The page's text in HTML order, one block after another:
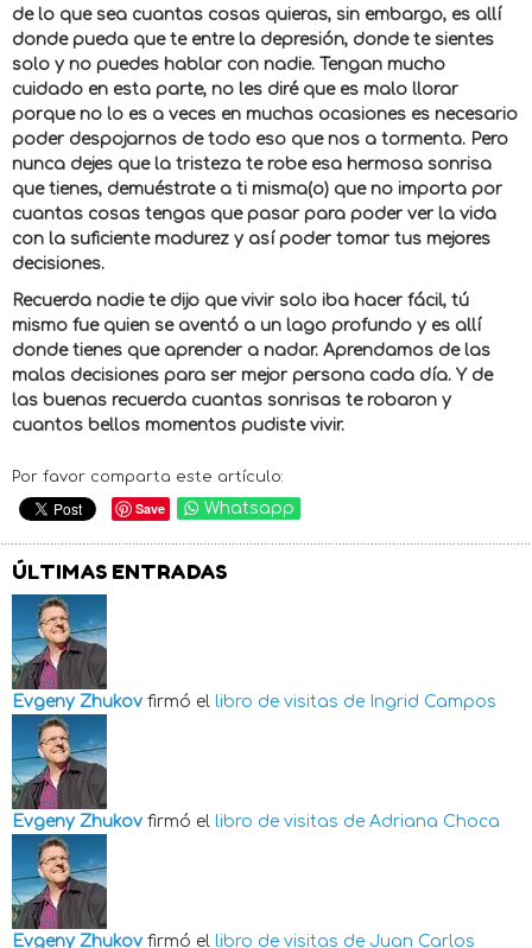
de lo que sea cuantas cosas quieras, sin embargo, es allí
donde pueda que te entre la depresión, donde te sientes
solo y no puedes hablar con nadie. Tengan mucho
cuidado en esta parte, no les diré que es malo llorar
porque no lo es a veces en muchas ocasiones es necesario
poder despojarnos de todo eso que nos a tormenta. Pero
nunca dejes que la tristeza te robe esa hermosa sonrisa
que tienes, demuéstrate a ti misma(o) que no importa por
cuantas cosas tengas que pasar para poder ver la vida
con la suficiente madurez y así poder tomar tus mejores
decisiones.
Recuerda nadie te dijo que vivir solo iba hacer fácil, tú
mismo fue quien se aventó a un lago profundo y es allí
donde tienes que aprender a nadar. Aprendamos de las
malas decisiones para ser mejor persona cada día. Y de
las buenas recuerda cuantas sonrisas te robaron y
cuantos bellos momentos pudiste vivir.
Por favor comparta este artículo:
Save Whatsapp
ÚLTIMAS ENTRADAS
Evgeny Zhukov firmó el libro de visitas de Ingrid Campos
Evgeny Zhukov firmó el libro de visitas de Adriana Choca
Evgeny Zhukov firmó el libro de visitas de Juan Carlos